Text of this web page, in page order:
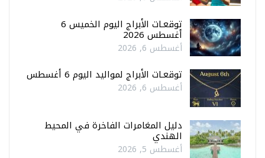
توقعـات الأبراج اليوم الخميس 6
أغسطس 2026
أغسطس 6, 2026
توقعـات الأبراج لمواليد اليوم 6 أغسطس
أغسطس 6, 2026
دليل المغامرات الفاخرة في المحيط
الهندي
أغسطس 5, 2026